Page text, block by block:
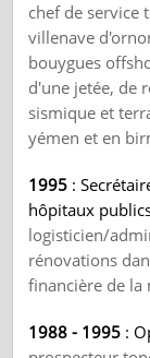
chef de service
villenave
bouygues
d'une jetée, de
sismique et
yémen et en
1995 :
hôpitaux
logisticien/
rénovations
financière de la
1988 - 1995 :